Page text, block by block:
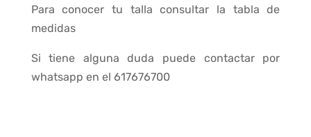
Para conocer tu talla consultar la tabla de
medidas
Si tiene alguna duda puede contactar por
whatsapp en el 617676700